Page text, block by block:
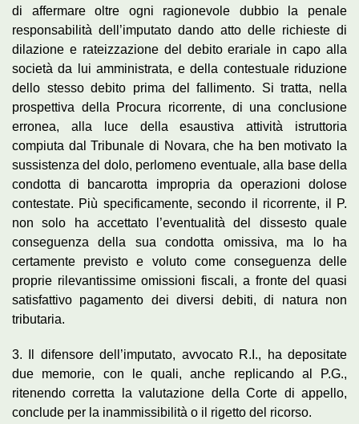
di affermare oltre ogni ragionevole dubbio la penale
responsabilità dell’imputato dando atto delle richieste di
dilazione e rateizzazione del debito erariale in capo alla
società da lui amministrata, e della contestuale riduzione
dello stesso debito prima del fallimento. Si tratta, nella
prospettiva della Procura ricorrente, di una conclusione
erronea, alla luce della esaustiva attività istruttoria
compiuta dal Tribunale di Novara, che ha ben motivato la
sussistenza del dolo, perlomeno eventuale, alla base della
condotta di bancarotta impropria da operazioni dolose
contestate. Più specificamente, secondo il ricorrente, il P.
non solo ha accettato l’eventualità del dissesto quale
conseguenza della sua condotta omissiva, ma lo ha
certamente previsto e voluto come conseguenza delle
proprie rilevantissime omissioni fiscali, a fronte del quasi
satisfattivo pagamento dei diversi debiti, di natura non
tributaria.
3. Il difensore dell’imputato, avvocato R.I., ha depositate
due memorie, con le quali, anche replicando al P.G.,
ritenendo corretta la valutazione della Corte di appello,
conclude per la inammissibilità o il rigetto del ricorso.